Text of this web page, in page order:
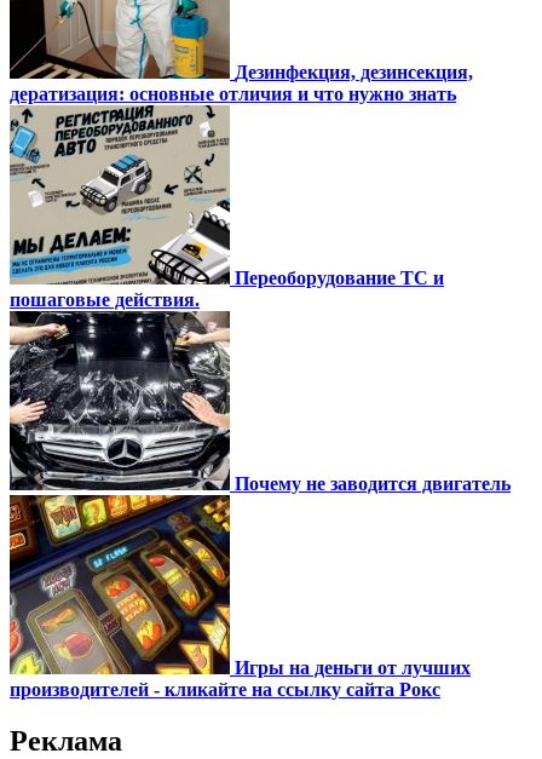
Дезинфекция, дезинсекция,
дератизация: основные отличия и что нужно знать
Переоборудование ТС и
пошаговые действия.
Почему не заводится двигатель
Игры на деньги от лучших
производителей - кликайте на ссылку сайта Рокс
Реклама